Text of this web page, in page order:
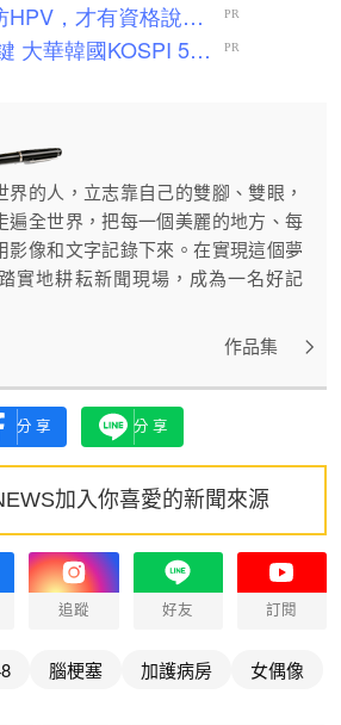
界的人，立志靠自己的雙腳、雙眼，
遍全世界，把每一個美麗的地方、每
影像和文字記錄下來。在實現這個夢
實地耕耘新聞現場，成為一名好記
作品集
分享 分享
加入你喜愛的新聞來源
追蹤 好友 訂閱
腦梗塞 加護病房 女偶像